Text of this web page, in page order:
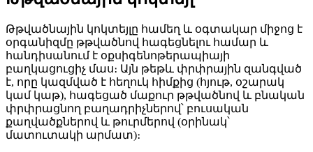
Թթվածնային կոկտեյլը համեղ և օգտակար միջոց է
օրգանիզմը թթվածնով հագեցնելու համար և
հանդիսանում է օքսիգենոթերապիայի
բաղկացուցիչ մաս։ Այն թեթև փրփրային զանգված
է, որը կազմված է հեղուկ հիմքից (հյութ, օշարակ
կամ կաթ), հագեցած մաքուր թթվածնով և բնական
փրփրացնող բաղադրիչներով՝ բուսական
քաղվածքներով և թուրմերով (օրինակ՝
մատուտակի արմատ)։